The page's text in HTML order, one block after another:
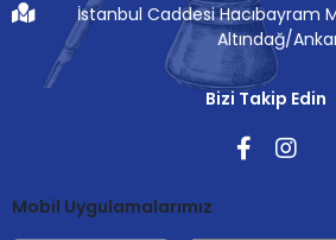
İstanbul Caddesi Hacıbayram
Altındağ/
Bizi Takip Edin
Mobil Uygulamalarımız